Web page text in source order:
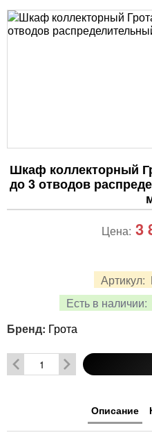
Шкаф коллекторный
до 3 отводов
Артикул:
Есть в наличии:
Цена: 3
Бренд: Грота
Описание